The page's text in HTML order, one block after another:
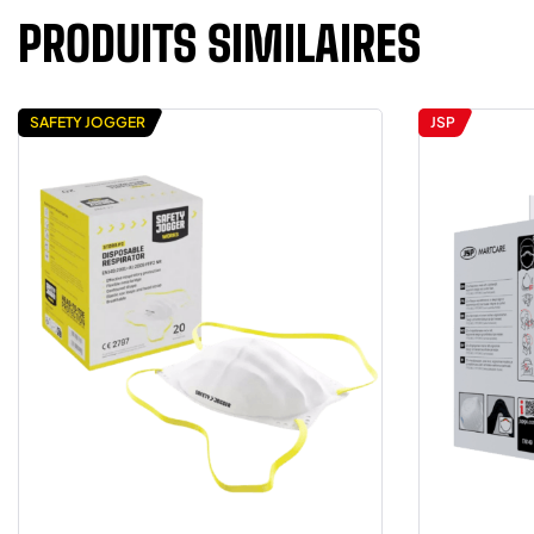
PRODUITS SIMILAIRES
SAFETY JOGGER JSP